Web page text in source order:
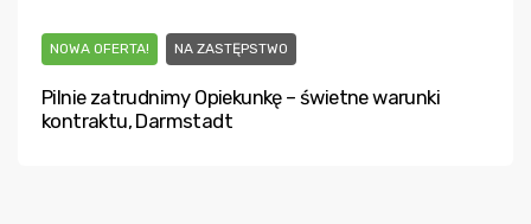
NOWA OFERTA! NA ZASTĘPSTWO
Pilnie zatrudnimy Opiekunkę – świetne warunki
kontraktu, Darmstadt